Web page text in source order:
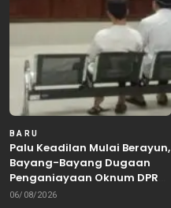
BARU
Palu Keadilan Mulai Berayun,
Bayang-Bayang Dugaan
Penganiayaan Oknum DPRD
Bekasi Masuk Meja Hijau
06/08/2026